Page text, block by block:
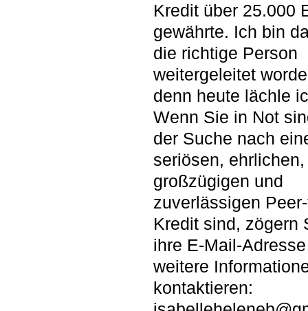
Kredit über 25.000
gewährte. Ich bin
die richtige Person
weitergeleitet
denn heute lächle
Wenn Sie in Not
der Suche nach
seriösen, ehrlichen,
großzügigen und
zuverlässigen
Kredit sind, zögern
ihre E-Mail-
weitere
kontaktieren: